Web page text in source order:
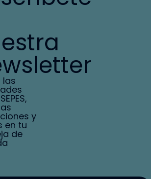
las
y
en tu
de